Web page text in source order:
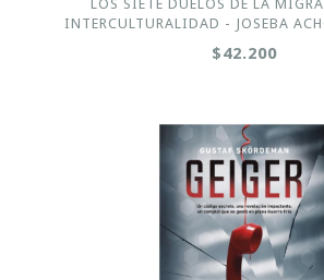
LOS SIETE DUELOS DE LA
INTERCULTURALIDAD - JOSEBA
$42.200